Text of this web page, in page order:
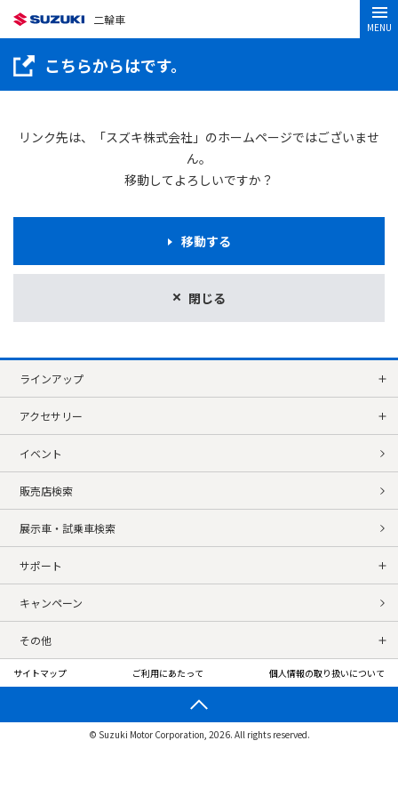
二輪車
MENU
こちらからはです。
リンク先は、「スズキ株式会社」のホームページではございませ
ん。
移動してよろしいですか？
閉じる
移動する
ラインアップ
アクセサリー
イベント
販売店検索
展示車・試乗車検索
サポート
キャンペーン
その他
サイトマップ ご利用にあたって 個人情報の取り扱いについて
© Suzuki Motor Corporation, 2026. All rights reserved.